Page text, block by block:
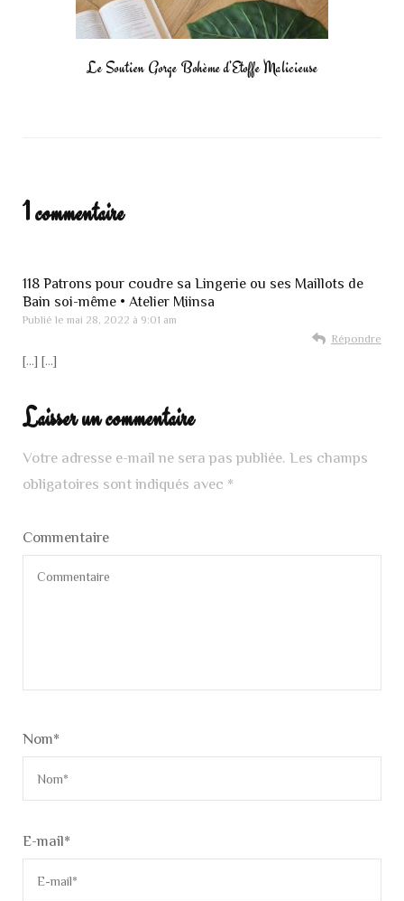
Le Soutien Gorge Bohème d’Etoffe Malicieuse
1 commentaire
118 Patrons pour coudre sa Lingerie ou ses Maillots de
Bain soi-même • Atelier Miinsa
Publié le mai 28, 2022 à 9:01 am
Répondre
[…] […]
Laisser un commentaire
Votre adresse e-mail ne sera pas publiée. Les champs
obligatoires sont indiqués avec *
Commentaire
Nom*
E-mail*